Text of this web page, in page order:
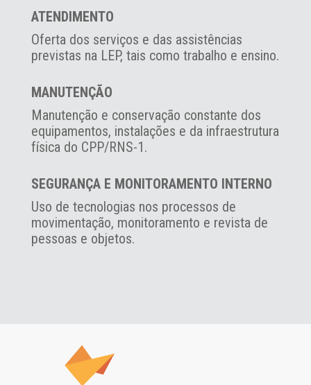
ATENDIMENTO
Oferta dos serviços e das assistências
previstas na LEP, tais como trabalho e ensino.
MANUTENÇÃO
Manutenção e conservação constante dos
equipamentos, instalações e da infraestrutura
física do CPP/RNS-1.
SEGURANÇA E MONITORAMENTO INTERNO
Uso de tecnologias nos processos de
movimentação, monitoramento e revista de
pessoas e objetos.